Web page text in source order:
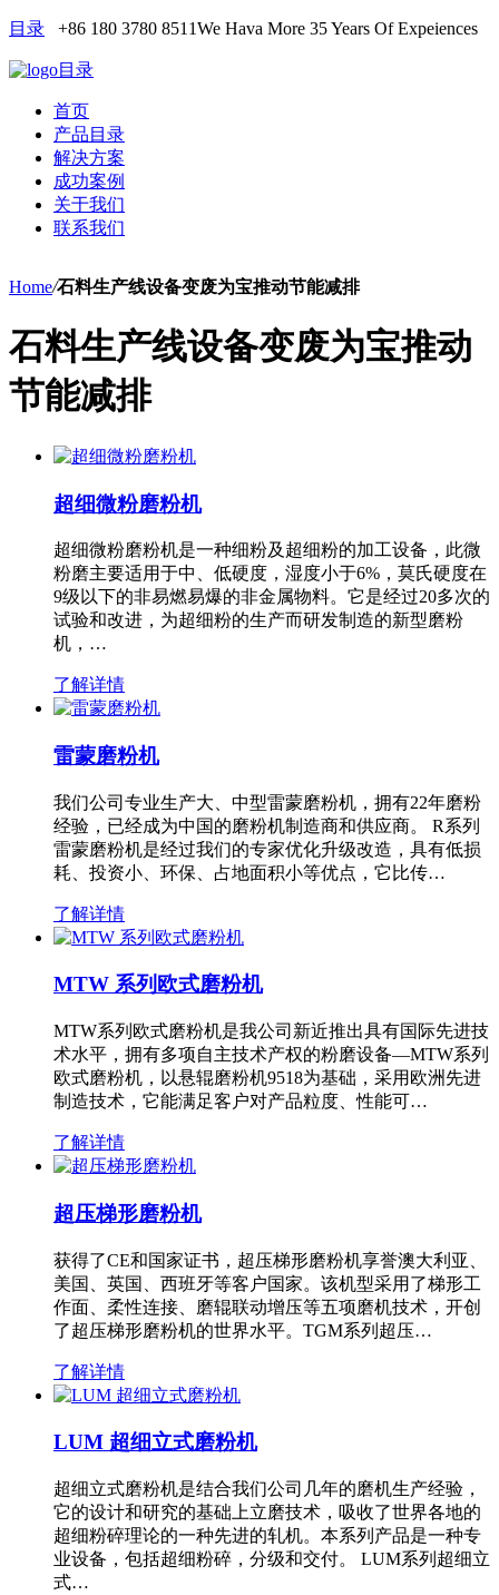
目录 +86 180 3780 8511We Hava More 35 Years Of Expeiences
目录
首页
产品目录
解决方案
成功案例
关于我们
联系我们
Home/石料生产线设备变废为宝推动节能减排
石料生产线设备变废为宝推动
节能减排
超细微粉磨粉机
超细微粉磨粉机是一种细粉及超细粉的加工设备，此微
粉磨主要适用于中、低硬度，湿度小于6%，莫氏硬度在
9级以下的非易燃易爆的非金属物料。它是经过20多次的
试验和改进，为超细粉的生产而研发制造的新型磨粉
机，…
了解详情
雷蒙磨粉机
我们公司专业生产大、中型雷蒙磨粉机，拥有22年磨粉
经验，已经成为中国的磨粉机制造商和供应商。 R系列
雷蒙磨粉机是经过我们的专家优化升级改造，具有低损
耗、投资小、环保、占地面积小等优点，它比传…
了解详情
MTW 系列欧式磨粉机
MTW系列欧式磨粉机是我公司新近推出具有国际先进技
术水平，拥有多项自主技术产权的粉磨设备—MTW系列
欧式磨粉机，以悬辊磨粉机9518为基础，采用欧洲先进
制造技术，它能满足客户对产品粒度、性能可…
了解详情
超压梯形磨粉机
获得了CE和国家证书，超压梯形磨粉机享誉澳大利亚、
美国、英国、西班牙等客户国家。该机型采用了梯形工
作面、柔性连接、磨辊联动增压等五项磨机技术，开创
了超压梯形磨粉机的世界水平。TGM系列超压…
了解详情
LUM 超细立式磨粉机
超细立式磨粉机是结合我们公司几年的磨机生产经验，
它的设计和研究的基础上立磨技术，吸收了世界各地的
超细粉碎理论的一种先进的轧机。本系列产品是一种专
业设备，包括超细粉碎，分级和交付。 LUM系列超细立
式…